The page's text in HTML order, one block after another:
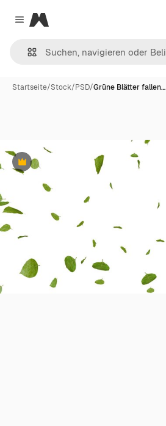
Close menu
Magnific
Startseite/Stock/PSD/Grüne Blätter fallen…
Premium